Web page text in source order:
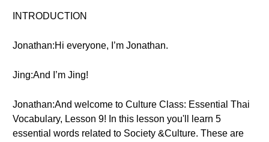
INTRODUCTION
Jonathan:Hi everyone, I’m Jonathan.
Jing:And I’m Jing!
Jonathan:And welcome to Culture Class: Essential Thai
Vocabulary, Lesson 9! In this lesson you'll learn 5
essential words related to Society &Culture. These are